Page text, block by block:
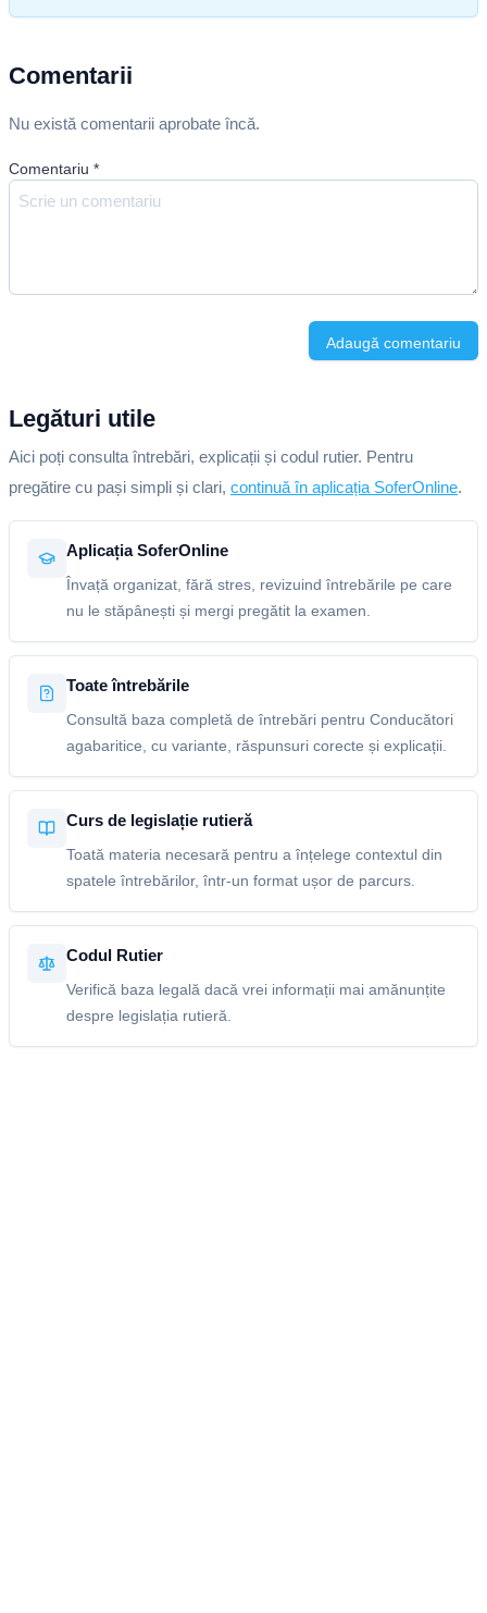
Comentarii
Nu există comentarii aprobate încă.
Comentariu *
Adaugă comentariu
Legături utile
Aici poți consulta întrebări, explicații și codul rutier. Pentru
pregătire cu pași simpli și clari, continuă în aplicația SoferOnline.
Aplicația SoferOnline
Învață organizat, fără stres, revizuind întrebările pe care
nu le stăpânești și mergi pregătit la examen.
Toate întrebările
Consultă baza completă de întrebări pentru Conducători
agabaritice, cu variante, răspunsuri corecte și explicații.
Curs de legislație rutieră
Toată materia necesară pentru a înțelege contextul din
spatele întrebărilor, într-un format ușor de parcurs.
Codul Rutier
Verifică baza legală dacă vrei informații mai amănunțite
despre legislația rutieră.